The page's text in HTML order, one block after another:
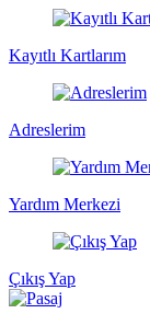
Kayıtlı Kartlarım
Adreslerim
Yardım Merkezi
Çıkış Yap